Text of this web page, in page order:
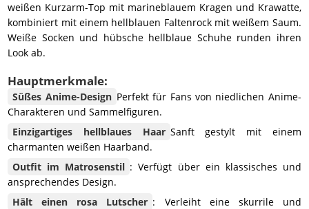
weißen Kurzarm-Top mit marineblauem Kragen und Krawatte,
kombiniert mit einem hellblauen Faltenrock mit weißem Saum.
Weiße Socken und hübsche hellblaue Schuhe runden ihren
Look ab.
Hauptmerkmale:
Süßes Anime-Design Perfekt für Fans von niedlichen Anime-
Charakteren und Sammelfiguren.
Einzigartiges hellblaues Haar Sanft gestylt mit einem
charmanten weißen Haarband.
Outfit im Matrosenstil : Verfügt über ein klassisches und
ansprechendes Design.
Hält einen rosa Lutscher : Verleiht eine skurrile und